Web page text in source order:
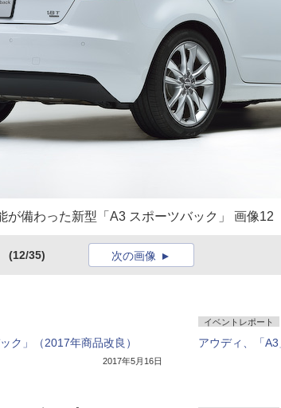
が備わった新型「A3 スポーツバック」 画像12
(12/35) 次の画像
ク」（2017年商品改良）
2017年5月16日
イベントレポート
アウディ、「